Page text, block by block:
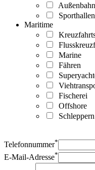
Sporthallen
Maritime
Marine
Fähren
Fischerei
Offshore
Telefonnummer*
E-Mail-Adresse*